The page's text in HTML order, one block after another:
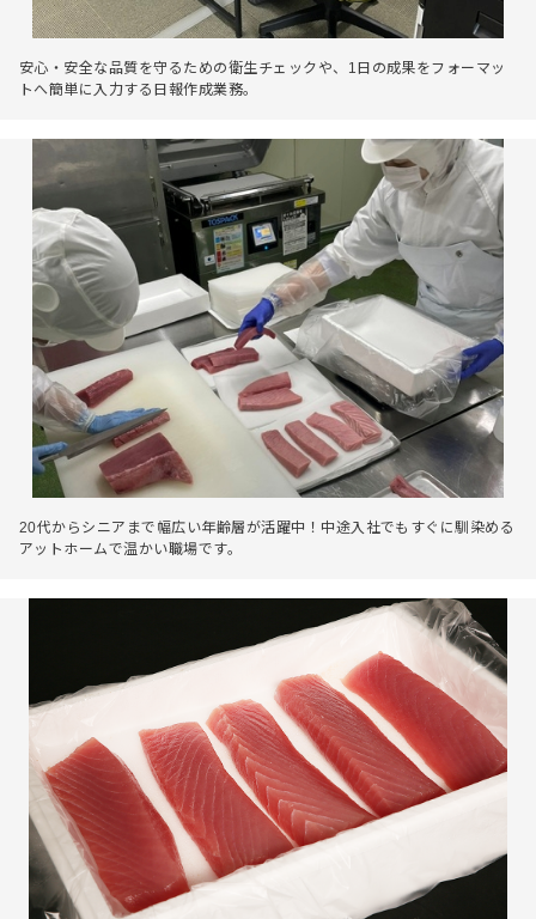
安心・安全な品質を守るための衛生チェックや、1日の成果をフォーマッ
トへ簡単に入力する日報作成業務。
20代からシニアまで幅広い年齢層が活躍中！中途入社でもすぐに馴染める
アットホームで温かい職場です。